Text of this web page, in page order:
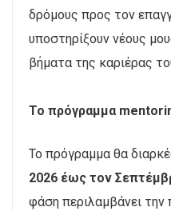
δρόμους προς τον
υποστηρίξουν νέους
βήματα της καριέρας
Το πρόγραμμα
Το πρόγραμμα θα
2026 έως τον
φάση περιλαμβάνει την